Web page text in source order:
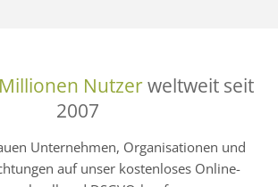
Nutzerweltweit seit
2007
Unternehmen, Organisationen und
auf unser kostenloses Online-